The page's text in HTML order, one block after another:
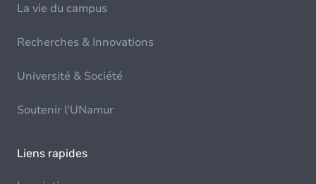
La vie du campus
Recherches & Innovations
Université & Société
Soutenir l'UNamur
Liens rapides